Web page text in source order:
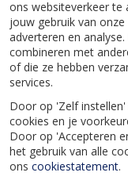
ons websiteverkeer te
jouw gebruik van
adverteren en
combineren met
of die ze hebben
services.
Door op 'Zelf
cookies en je
Door op 'Accepteren
het gebruik van alle
ons cookiestatement.
stof voorzichtig
goed voor de
het zorgt er
Laat je
Met de juiste
kamerplanten
Heb je nog
uitbreiden?
uitgebreid